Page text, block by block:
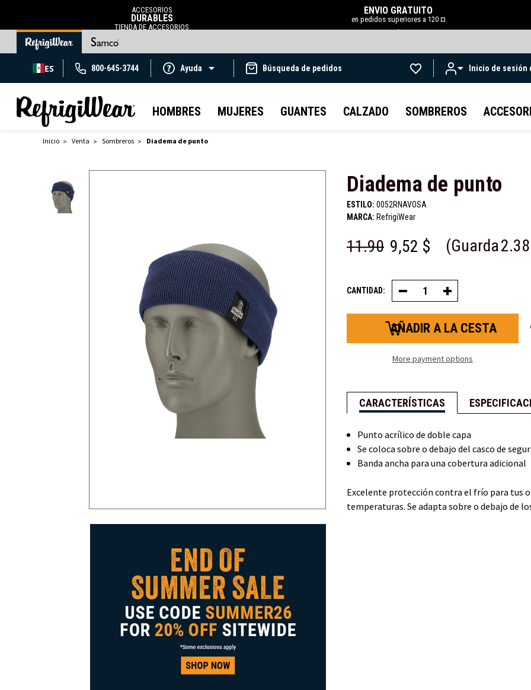
ACCESORIOS
DURABLES
TIENDA DE ACCESORIOS
ENVÍO GRATUITO
en pedidos superiores a 120 ¤
.
ES 800-645-3744 Ayuda Búsqueda de pedidos Inicio de
HOMBRES MUJERES GUANTES CALZADO SOMBREROS
Inicio Venta Sombreros Diadema de punto
Diadema de punto
ESTILO: 0052RNAVOSA
MARCA: RefrigiWear
11.90 9,52 $ (Guarda2.38
CANTIDAD: Disminuir
la
cantidad
de
diademas
punto
Aumentar
la
cantidad
cintas
el
de
More payment options
CARACTERÍSTICAS
Punto acrílico de doble capa
Se coloca sobre o debajo del casco de
Banda ancha para una cobertura adicional
Excelente protección contra el frío para tus
temperaturas. Se adapta sobre o debajo de